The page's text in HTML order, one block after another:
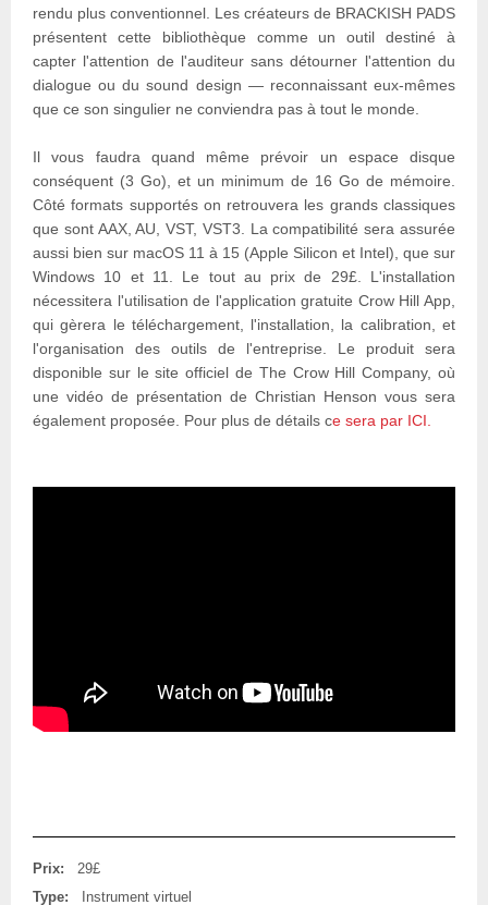
rendu plus conventionnel. Les créateurs de BRACKISH PADS
présentent cette bibliothèque comme un outil destiné à
capter l'attention de l'auditeur sans détourner l'attention du
dialogue ou du sound design — reconnaissant eux-mêmes
que ce son singulier ne conviendra pas à tout le monde.
Il vous faudra quand même prévoir un espace disque
conséquent (3 Go), et un minimum de 16 Go de mémoire.
Côté formats supportés on retrouvera les grands classiques
que sont AAX, AU, VST, VST3. La compatibilité sera assurée
aussi bien sur macOS 11 à 15 (Apple Silicon et Intel), que sur
Windows 10 et 11. Le tout au prix de 29£. L'installation
nécessitera l'utilisation de l'application gratuite Crow Hill App,
qui gèrera le téléchargement, l'installation, la calibration, et
l'organisation des outils de l'entreprise. Le produit sera
disponible sur le site officiel de The Crow Hill Company, où
une vidéo de présentation de Christian Henson vous sera
également proposée. Pour plus de détails ce sera par ICI.
Prix:
29£
Type:
Instrument virtuel